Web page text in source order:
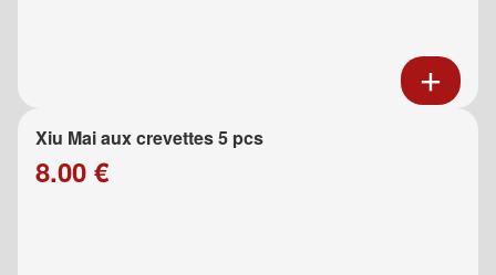
Xiu Mai aux crevettes 5 pcs
8.00 €